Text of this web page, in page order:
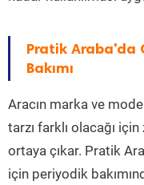
Pratik Araba'da
Bakımı
Aracın marka ve
tarzı farklı olacağı
ortaya çıkar. Pratik
için periyodik